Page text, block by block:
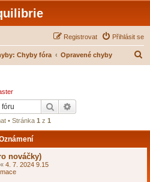
Přihlásit se
Registrovat
Chyby fóra Opravené chyby
Hledat
• Stránka 1 z 1
nováčky)
4. 7. 2024 9.15